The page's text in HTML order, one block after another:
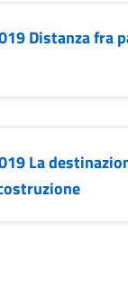
Distanza fra
La